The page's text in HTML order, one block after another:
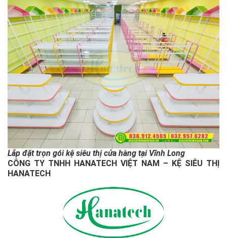
Lắp đặt trọn gói kệ siêu thị cửa hàng tại Vĩnh Long
CÔNG TY TNHH HANATECH VIỆT NAM – KỆ SIÊU THỊ
HANATECH